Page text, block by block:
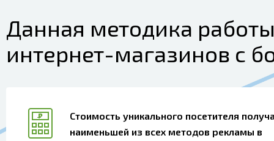
Данная методика
интернет-магазинов с
Стоимость уникального посетителя
наименьшей из всех методов рекламы в